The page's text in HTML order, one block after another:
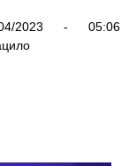
2023 - 05:06